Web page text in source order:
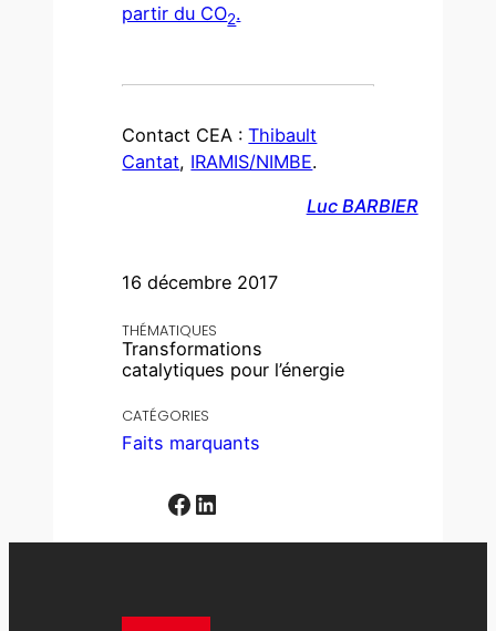
16 décembre 2017
THÉMATIQUES
Transformations
catalytiques pour l’énergie
CATÉGORIES
Faits marquants
Facebook LinkedIn
partir du CO2.
Contact CEA :Thibault
Cantat, IRAMIS/NIMBE.
Luc BARBIER